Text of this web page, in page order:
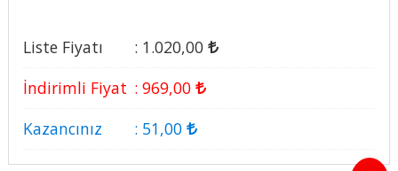
Liste Fiyatı : 1.020,00
İndirimli Fiyat : 969,00
Kazancınız
: 51,00